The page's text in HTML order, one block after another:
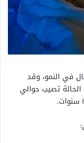
في النمو، وقد
تصيب حوالي